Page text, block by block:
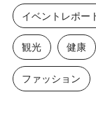
イベントレポー
観光 健康
ファッション